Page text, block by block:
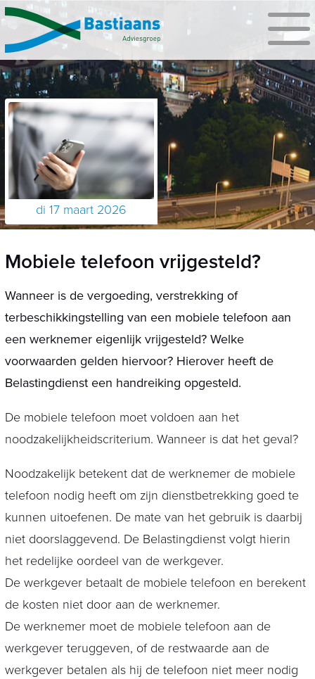
di 17 maart 2026
Mobiele telefoon vrijgesteld?
Wanneer is de vergoeding, verstrekking of
terbeschikkingstelling van een mobiele telefoon aan
een werknemer eigenlijk vrijgesteld? Welke
voorwaarden gelden hiervoor? Hierover heeft de
Belastingdienst een handreiking opgesteld.
De mobiele telefoon moet voldoen aan het
noodzakelijkheidscriterium. Wanneer is dat het geval?
Noodzakelijk betekent dat de werknemer de mobiele
telefoon nodig heeft om zijn dienstbetrekking goed te
kunnen uitoefenen. De mate van het gebruik is daarbij
niet doorslaggevend. De Belastingdienst volgt hierin
het redelijke oordeel van de werkgever.
De werkgever betaalt de mobiele telefoon en berekent
de kosten niet door aan de werknemer.
De werknemer moet de mobiele telefoon aan de
werkgever teruggeven, of de restwaarde aan de
werkgever betalen als hij de telefoon niet meer nodig